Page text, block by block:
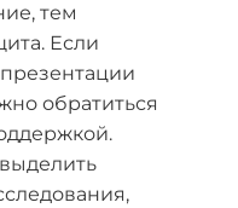
тем
Если
обратиться